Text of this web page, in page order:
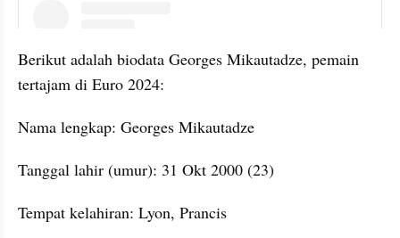
Berikut adalah biodata Georges Mikautadze, pemain
tertajam di Euro 2024:
Nama lengkap: Georges Mikautadze
Tanggal lahir (umur): 31 Okt 2000 (23)
Tempat kelahiran: Lyon, Prancis